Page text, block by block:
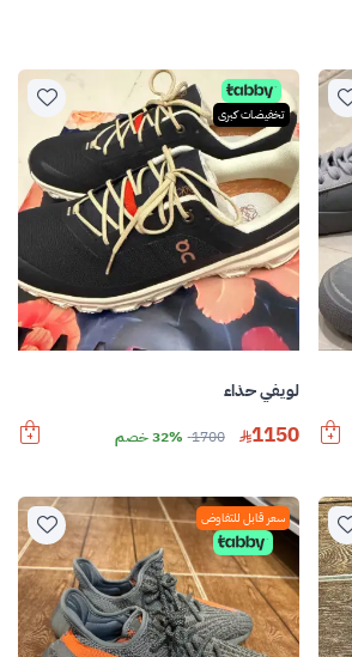
تخفيضات كبرى
لويفي حذاء
1150
1700 32% خصم
سعر قابل للتفاوض